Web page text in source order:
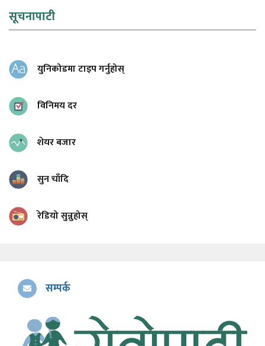
सूचनापाटी
युनिकोडमा टाइप गर्नुहोस्
विनिमय दर
शेयर बजार
सुन चाँदि
रेडियो सुन्नुहोस्
सम्पर्क